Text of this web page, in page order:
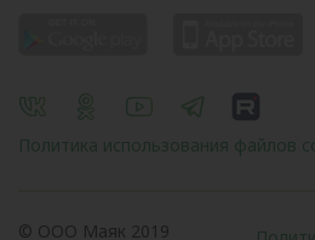
Политика использования файлов
© OOO Маяк 2019